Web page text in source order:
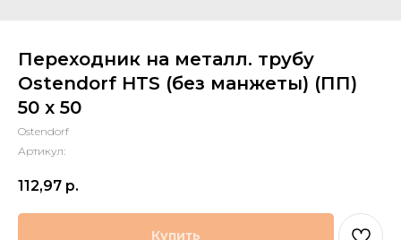
Переходник на металл. трубу
Ostendorf HTS (без манжеты) (ПП)
50 х 50
Ostendorf
Артикул:
112,97 р.
Купить